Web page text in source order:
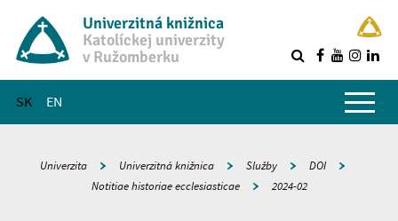
Univerzitná knižnica
Katolíckej univerzity
v Ružomberku
SK EN
Hlavné menu
Univerzita Univerzitná knižnica Služby
DOI
Notitiae historiae ecclesiasticae
2024-02